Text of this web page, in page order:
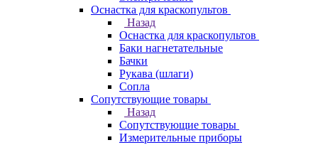
Оснастка для краскопультов
Назад
Оснастка для краскопультов
Баки нагнетательные
Бачки
Рукава (шлаги)
Сопла
Сопутствующие товары
Назад
Сопутствующие товары
Измерительные приборы